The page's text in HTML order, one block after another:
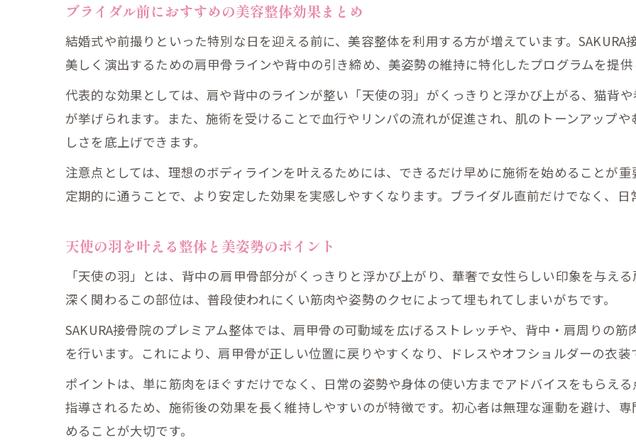
美容整体で心身が変化する理由と実例紹介
天使の羽が際立つ肩甲骨ケアのポイント
美姿勢をサポートする整体とリラクゼーション
口コミで注目の肩甲骨ケアの効果とは
SAKURA接骨院のプレミアム整体で見た目改善
ブライダルに向けた美容整体の満足度とは
美姿勢が叶うプレミアム整体の選び方
SAKURA接骨院で始める美姿勢と健康生活
ブライダル前の美容整体活用法を徹底解説
天使の羽が叶う健康的な美づくりの始め方
美姿勢を維持するための整体習慣のポイント
ブライダル前におすすめの美容整体効果まとめ
結婚式や前撮りといった特別な日を迎える前に、美容整体を利用する方が増えています。
美しく演出するための肩甲骨ラインや背中の引き締め、美姿勢の維持に特化したプログラムを提
代表的な効果としては、肩や背中のラインが整い「天使の羽」がくっきりと浮かび上がる、猫背
が挙げられます。また、施術を受けることで血行やリンパの流れが促進され、肌のトーンアップ
しさを底上げできます。
注意点としては、理想のボディラインを叶えるためには、できるだけ早めに施術を始めることが
定期的に通うことで、より安定した効果を実感しやすくなります。ブライダル直前だけでなく、
天使の羽を叶える整体と美姿勢のポイント
「天使の羽」とは、背中の肩甲骨部分がくっきりと浮かび上がり、華奢で女性らしい印象を与え
深く関わるこの部位は、普段使われにくい筋肉や姿勢のクセによって埋もれてしまいがちです。
SAKURA接骨院のプレミアム整体では、肩甲骨の可動域を広げるストレッチや、背中・肩周りの
を行います。これにより、肩甲骨が正しい位置に戻りやすくなり、ドレスやオフショルダーの衣
ポイントは、単に筋肉をほぐすだけでなく、日常の姿勢や身体の使い方までアドバイスをもらえ
指導されるため、施術後の効果を長く維持しやすいのが特徴です。初心者は無理な運動を避け、
めることが大切です。